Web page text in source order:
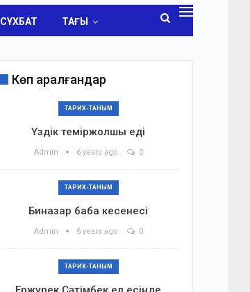
СҰХБАТ ТАҒЫ
Көп қаралғандар
ТАРИХ-ТАНЫМ
Үздік теміржолшы еді
Admin 6 years ago 0
ТАРИХ-ТАНЫМ
Биназар баба кесенесі
Admin 6 years ago 0
ТАРИХ-ТАНЫМ